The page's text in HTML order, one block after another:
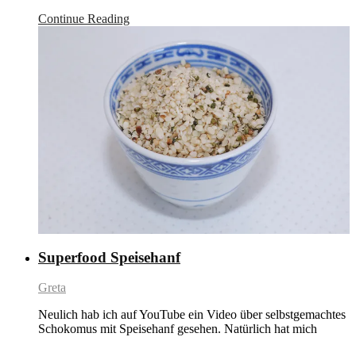
Continue Reading
Superfood Speisehanf
Greta
Neulich hab ich auf YouTube ein Video über selbstgemachtes
Schokomus mit Speisehanf gesehen. Natürlich hat mich